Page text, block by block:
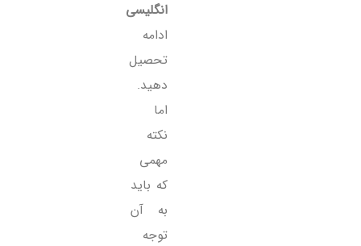
انگلیسی
ادامه
تحصیل
دهید.
اما
نکته
مهمی
که باید
به آن
توجه